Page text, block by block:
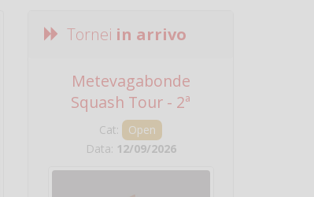
Tornei in arrivo
Metevagabonde
Squash Tour - 2ª
Tappa
Cat:
Open
Data: 12/09/2026